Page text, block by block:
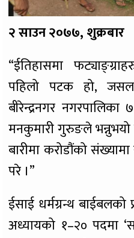
२ साउन २०७७, शुक्रबार
“ईतिहासमा
पहिलो पटक हो,
बीरेन्द्रनगर नगरपालिका
मनकुमारी गुरुङले
बारीमा करोडौंको
परे ।”
ईसाई धर्मग्रन्थ
अध्यायको १–२० पदमा